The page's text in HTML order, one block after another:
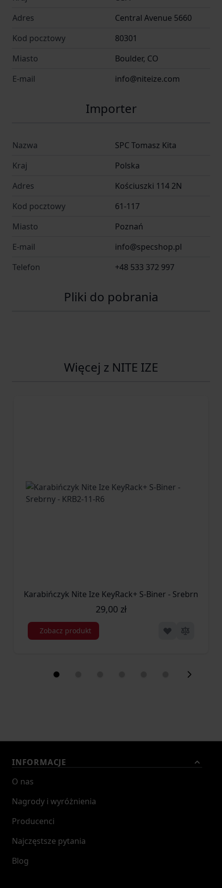
Adres
Central Avenue 5660
Kod pocztowy
80301
Miasto
Boulder, CO
E-mail
info@niteize.com
Importer
Nazwa
SPC Tomasz Kita
Kraj
Polska
Adres
Kościuszki 114 2N
Kod pocztowy
61-117
Miasto
Poznań
E-mail
info@specshop.pl
Telefon
+48 533 372 997
Pliki do pobrania
Więcej z NITE IZE
Karabińczyk Nite Ize KeyRack+ S-Biner - Srebrny -
29,00 zł
Zobacz produkt
INFORMACJE
O nas
Nagrody i wyróżnienia
Producenci
Najczęstsze pytania
Blog